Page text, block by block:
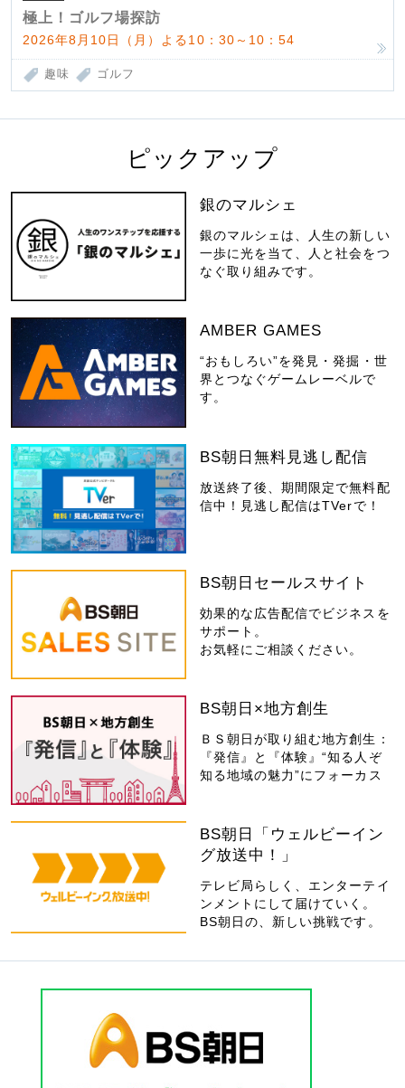
極上！ゴルフ場探訪
2026年8月10日（月）よる10：30～10：54
趣味 ゴルフ
ピックアップ
銀のマルシェ
銀のマルシェは、人生の新しい
一歩に光を当て、人と社会をつ
なぐ取り組みです。
AMBER GAMES
“おもしろい”を発見・発掘・世
界とつなぐゲームレーベルで
す。
BS朝日無料見逃し配信
放送終了後、期間限定で無料配
信中！見逃し配信はTVerで！
BS朝日セールスサイト
効果的な広告配信でビジネスを
サポート。
お気軽にご相談ください。
BS朝日×地方創生
ＢＳ朝日が取り組む地方創生：
『発信』と『体験』“知る人ぞ
知る地域の魅力”にフォーカス
BS朝日「ウェルビーイン
グ放送中！」
テレビ局らしく、エンターテイ
ンメントにして届けていく。
BS朝日の、新しい挑戦です。